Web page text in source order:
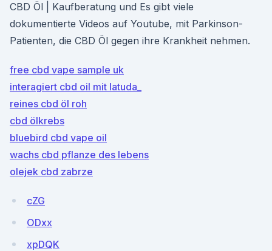
CBD Öl | Kaufberatung und Es gibt viele
dokumentierte Videos auf Youtube, mit Parkinson-
Patienten, die CBD Öl gegen ihre Krankheit nehmen.
free cbd vape sample uk
interagiert cbd oil mit latuda_
reines cbd öl roh
cbd ölkrebs
bluebird cbd vape oil
wachs cbd pflanze des lebens
olejek cbd zabrze
cZG
ODxx
xpDQK